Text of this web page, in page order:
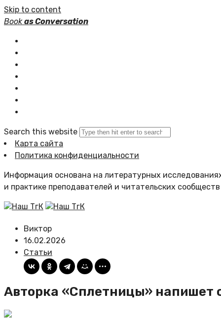
Skip to content
Bookas Conversation
Search this website
Карта сайта
Политика конфиденциальности
Информация основана на литературных
и практике преподавателей и читательских сообществ
Наш ТгК Наш ТгК
Виктор
16.02.2026
Статьи
Авторка «Сплетницы» напишет